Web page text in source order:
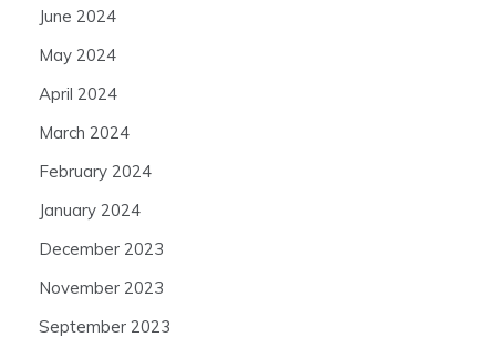
June 2024
May 2024
April 2024
March 2024
February 2024
January 2024
December 2023
November 2023
September 2023